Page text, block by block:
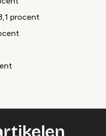
procent